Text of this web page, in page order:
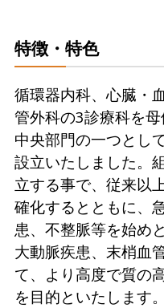
特徴・特色
循環器内科、心臓・
管外科の3診療科を
中央部門の一つとし
設立いたしました。
立する事で、従来以
確化するとともに、
患、不整脈等を始め
大動脈疾患、末梢血
て、より高度で質の
を目的といたします。